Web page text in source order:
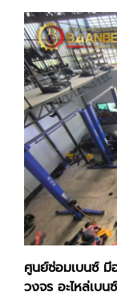
ศูนย์ซ่อมเบนซ์ มี
วงจร อะไหล่เบ